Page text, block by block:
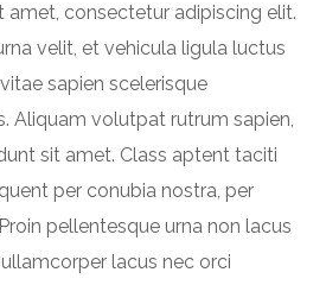
amet, consectetur adipiscing elit.
velit, et vehicula ligula luctus
sapien scelerisque
Aliquam volutpat rutrum sapien,
sit amet. Class aptent taciti
per conubia nostra, per
pellentesque urna non lacus
lacus nec orci